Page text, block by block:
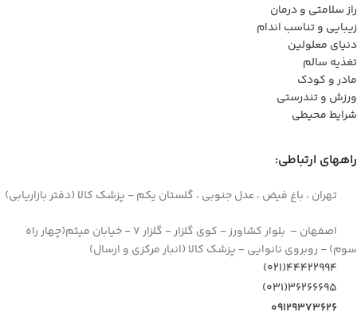
راز سلامتی و درمان
زیبایی و تناسب اندام
دنیای معلولین
تغذیه سالم
مادر و کودک
ورزش و تندرستی
شرایط محیطی
راههای ارتباطی:
تهران ، باغ فیض ، عدل جنوبی ، گلستان یکم - پزشک کالا (دفتر بازاریابی)
اصفهان – بلوار کشاورز - کوی گلزار - گلزار 7 - خیابان میثم(چهار راه
سوم) - روبروی نانوایی - پزشک کالا (انبار مرکزی و ارسال)
44422994(021)
۳۶۲۶۶۶۹۵(۰۳۱)
۰۹۱۲۹۳۷۳۶۲۶